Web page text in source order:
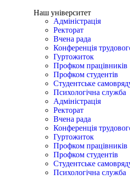
Наш університет
Адміністрація
Ректорат
Вчена рада
Конференція
Гуртожиток
Профком працівників
Профком студентів
Студентське
Психологічна служба
Адміністрація
Ректорат
Вчена рада
Конференція
Гуртожиток
Профком працівників
Профком студентів
Студентське
Психологічна служба